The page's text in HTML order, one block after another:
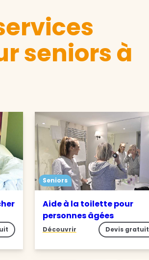
seniors à
Seniors
Aide à la toilette pour
personnes âgées
Découvrir Devis gratuit